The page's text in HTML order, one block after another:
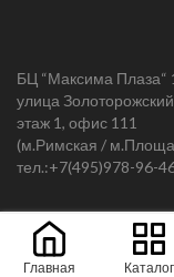
БЦ “Максима Плаза“
улица
этаж 1, офис 111
(м.Римская /
тел.:+7(495)978-96-
Главная Каталог